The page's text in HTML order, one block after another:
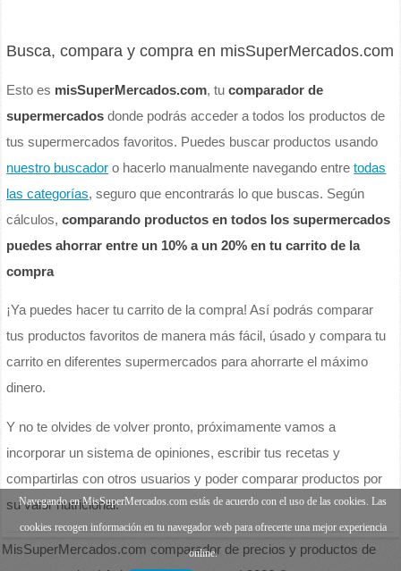
Busca, compara y compra en misSuperMercados.com
Esto es misSuperMercados.com, tucomparador de
supermercados donde podrás acceder a todos los productos de
tus supermercados favoritos. Puedes buscar productos usando
nuestro buscador o hacerlo manualmente navegando entretodas
las categorías, seguro que encontrarás lo que buscas. Según
cálculos,comparando productos en todos los supermercados
puedes ahorrar entre un 10% a un 20% en tu carrito de la
compra
¡Ya puedes hacer tu carrito de la compra! Así podrás comparar
tus productos favoritos de manera más fácil, úsado y compara tu
carrito en diferentes supermercados para ahorrarte el máximo
dinero.
Y no te olvides de volver pronto, próximamente vamos a
incorporar un sistema de opiniones, escribir tus recetas y
compartirlas con otros usuarios y poder comparar productos por
su valor nutricional.
MisSuperMercados.com comparador de precios y productos de
Navegando en MisSuperMercados.com estás de acuerdo con el uso de las cookies. Las
cookies recogen información en tu navegador web para ofrecerte una mejor experiencia
online.